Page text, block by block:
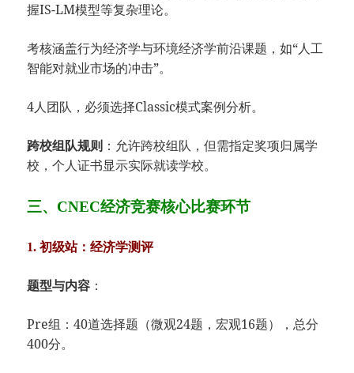
握IS-LM模型等复杂理论。
考核涵盖行为经济学与环境经济学前沿课题，如“人工
智能对就业市场的冲击”。
4人团队，必须选择Classic模式案例分析。
​跨校组队规则​ ​：允许跨校组队，但需指定奖项归属学
校，个人证书显示实际就读学校。
三、CNEC经济竞赛核心比赛环节​
1. 初级站：经济学测评​
​题型与内容​ ​：
Pre组：40道选择题（微观24题，宏观16题），总分
400分。